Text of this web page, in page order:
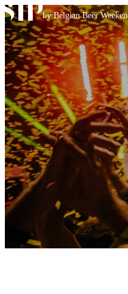
Skip to content
by Belgian Beer